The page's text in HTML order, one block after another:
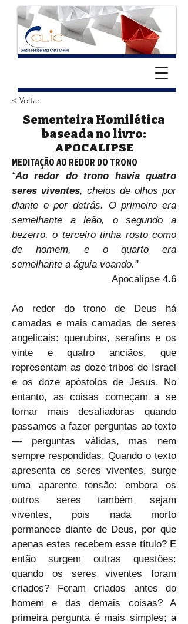
< Voltar
Sementeira Homilética
baseada no livro:
APOCALIPSE
MEDITAÇÃO AO REDOR DO TRONO
“Ao redor do trono havia quatro
seres viventes, cheios de olhos por
diante e por detrás. O primeiro era
semelhante a leão, o segundo a
bezerro, o terceiro tinha rosto como
de homem, e o quarto era
semelhante a águia voando."
Apocalipse 4.6
Ao redor do trono de Deus há
camadas e mais camadas de seres
angelicais: querubins, serafins e os
vinte e quatro anciãos, que
representam as doze tribos de Israel
e os doze apóstolos de Jesus. No
entanto, as coisas começam a se
tornar mais desafiadoras quando
passamos a fazer perguntas ao texto
— perguntas válidas, mas nem
sempre respondidas. Quando o texto
apresenta os seres viventes, surge
uma aparente tensão: embora os
outros seres também sejam
viventes, pois nada morto
permanece diante de Deus, por que
apenas estes recebem esse título? E
então surgem outras questões:
quando os seres viventes foram
criados? Foram criados antes do
homem e das demais coisas? A
primeira pergunta é mais simples; a